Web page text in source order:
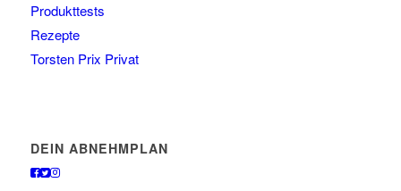
Produkttests
Rezepte
Torsten Prix Privat
DEIN ABNEHMPLAN